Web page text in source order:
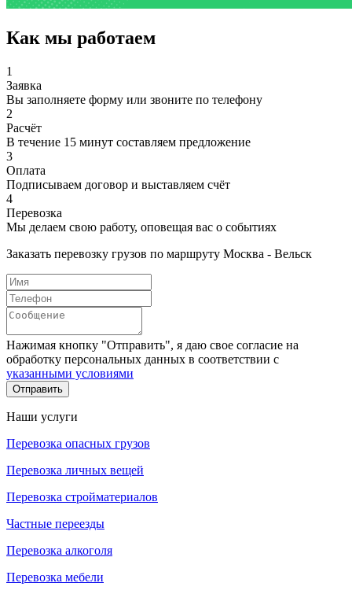
Как мы работаем
1
Заявка
Вы заполняете форму или звоните по телефону
2
Расчёт
В течение 15 минут составляем предложение
3
Оплата
Подписываем договор и выставляем счёт
4
Перевозка
Мы делаем свою работу, оповещая вас о событиях
Заказать перевозку грузов по маршруту Москва - Вельск
Нажимая кнопку "Отправить", я даю свое согласие на
обработку персональных данных в соответствии с
указанными условиями
Отправить
Наши услуги
Перевозка опасных грузов
Перевозка личных вещей
Перевозка стройматериалов
Частные переезды
Перевозка алкоголя
Перевозка мебели